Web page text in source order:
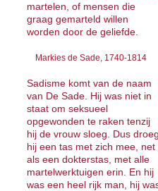
martelen, of mensen die
graag gemarteld willen
worden door de geliefde.
Markies de Sade, 1740-1814
Sadisme komt van de naam
van De Sade. Hij was niet in
staat om seksueel
opgewonden te raken tenzij
hij de vrouw sloeg. Dus
hij een tas met zich mee, net
als een dokterstas, met alle
martelwerktuigen erin. En hij
was een heel rijk man, hij